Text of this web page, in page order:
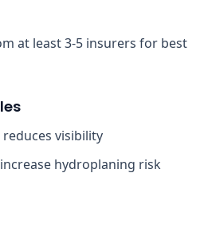
at least 3-5 insurers for best
visibility
hydroplaning risk